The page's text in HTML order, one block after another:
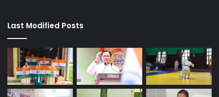
Last Modified Posts